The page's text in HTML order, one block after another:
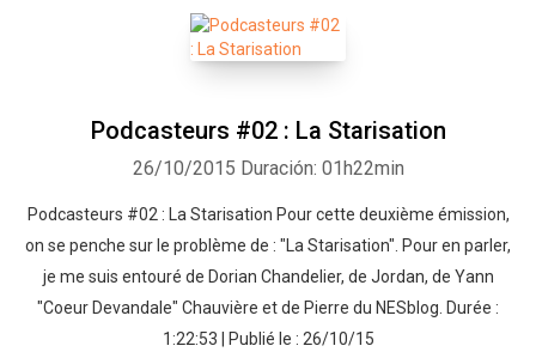
Podcasteurs #02 : La Starisation
26/10/2015 Duración: 01h22min
Podcasteurs #02 : La Starisation Pour cette deuxième émission,
on se penche sur le problème de : "La Starisation". Pour en parler,
je me suis entouré de Dorian Chandelier, de Jordan, de Yann
"Coeur Devandale" Chauvière et de Pierre du NESblog. Durée :
1:22:53 | Publié le : 26/10/15
Facebook Twitter